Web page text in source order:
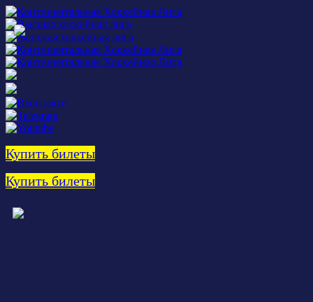
Купить билеты
Купить билеты